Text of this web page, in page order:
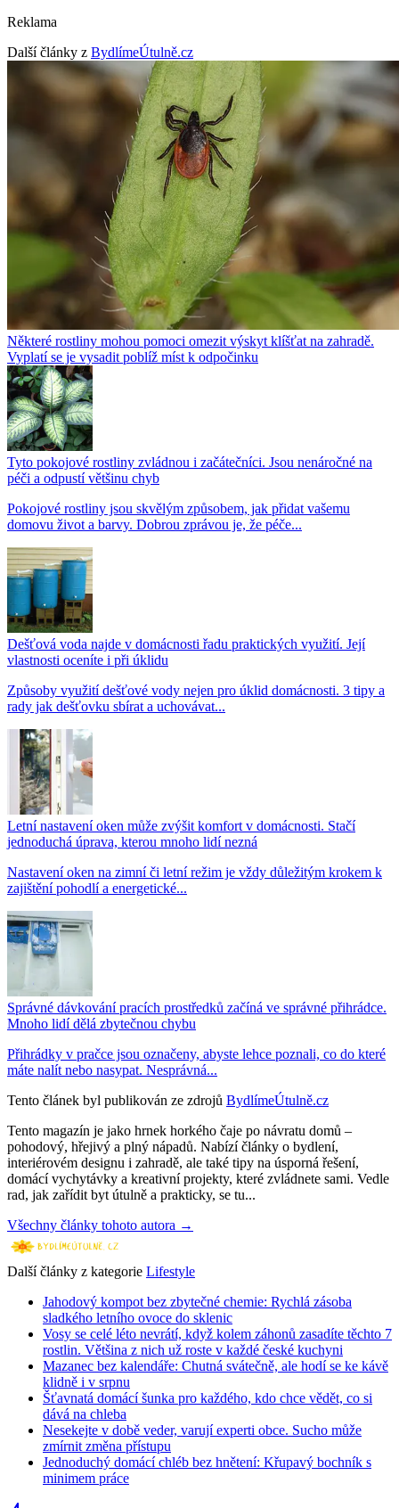
Reklama
Další články z BydlímeÚtulně.cz
Některé rostliny mohou pomoci omezit výskyt klíšťat na zahradě.
Vyplatí se je vysadit poblíž míst k odpočinku
Tyto pokojové rostliny zvládnou i začátečníci. Jsou nenáročné na
péči a odpustí většinu chyb
Pokojové rostliny jsou skvělým způsobem, jak přidat vašemu
domovu život a barvy. Dobrou zprávou je, že péče...
Dešťová voda najde v domácnosti řadu praktických využití. Její
vlastnosti oceníte i při úklidu
Způsoby využití dešťové vody nejen pro úklid domácnosti. 3 tipy a
rady jak dešťovku sbírat a uchovávat...
Letní nastavení oken může zvýšit komfort v domácnosti. Stačí
jednoduchá úprava, kterou mnoho lidí nezná
Nastavení oken na zimní či letní režim je vždy důležitým krokem k
zajištění pohodlí a energetické...
Správné dávkování pracích prostředků začíná ve správné přihrádce.
Mnoho lidí dělá zbytečnou chybu
Přihrádky v pračce jsou označeny, abyste lehce poznali, co do které
máte nalít nebo nasypat. Nesprávná...
Tento článek byl publikován ze zdrojů BydlímeÚtulně.cz
Tento magazín je jako hrnek horkého čaje po návratu domů –
pohodový, hřejivý a plný nápadů. Nabízí články o bydlení,
interiérovém designu i zahradě, ale také tipy na úsporná řešení,
domácí vychytávky a kreativní projekty, které zvládnete sami. Vedle
rad, jak zařídit byt útulně a prakticky, se tu...
Všechny články tohoto autora →
Další články z kategorie Lifestyle
Jahodový kompot bez zbytečné chemie: Rychlá zásoba
sladkého letního ovoce do sklenic
Vosy se celé léto nevrátí, když kolem záhonů zasadíte těchto 7
rostlin. Většina z nich už roste v každé české kuchyni
Mazanec bez kalendáře: Chutná svátečně, ale hodí se ke kávě
klidně i v srpnu
Šťavnatá domácí šunka pro každého, kdo chce vědět, co si
dává na chleba
Nesekejte v době veder, varují experti obce. Sucho může
zmírnit změna přístupu
Jednoduchý domácí chléb bez hnětení: Křupavý bochník s
minimem práce